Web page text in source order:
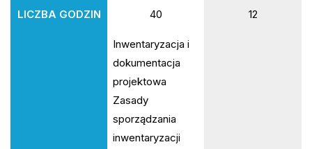
LICZBA GODZIN 40 12
Inwentaryzacja i
dokumentacja
projektowa
Zasady
sporządzania
inwentaryzacji